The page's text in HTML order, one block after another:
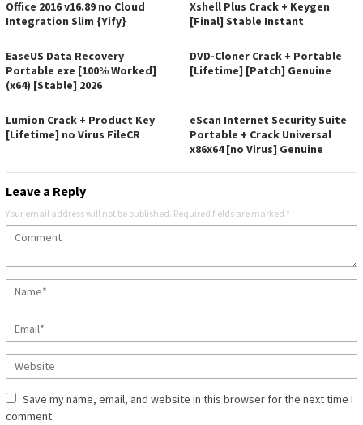
Office 2016 v16.89 no Cloud
Integration Slim {Yify}
Xshell Plus Crack + Keygen
[Final] Stable Instant
EaseUS Data Recovery
Portable exe [100% Worked]
(x64) [Stable] 2026
DVD-Cloner Crack + Portable
[Lifetime] [Patch] Genuine
Lumion Crack + Product Key
[Lifetime] no Virus FileCR
eScan Internet Security Suite
Portable + Crack Universal
x86x64 [no Virus] Genuine
Leave a Reply
Your email address will not be published. Required fields are marked *
Save my name, email, and website in this browser for the next time I
comment.